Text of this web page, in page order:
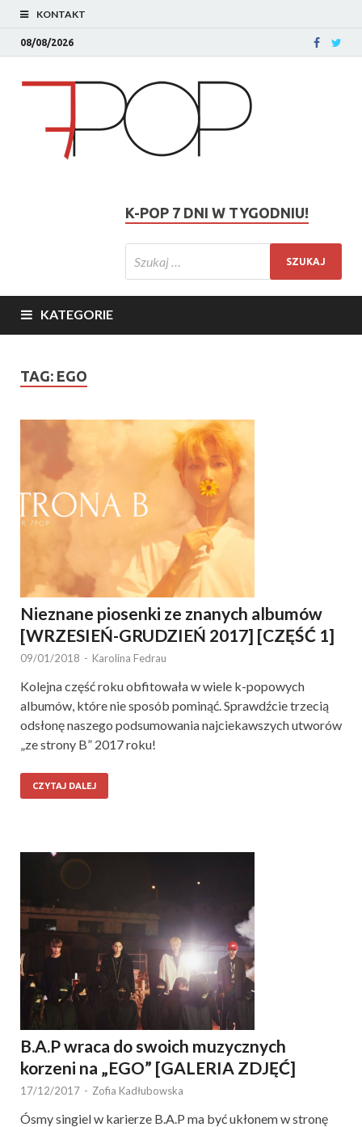
KONTAKT
08/08/2026
K-POP 7 DNI W TYGODNIU!
KATEGORIE
TAG: EGO
Nieznane piosenki ze znanych albumów
[WRZESIEŃ-GRUDZIEŃ 2017] [CZĘŚĆ 1]
09/01/2018 - Karolina Fedrau
Kolejna część roku obfitowała w wiele k-popowych
albumów, które nie sposób pominąć. Sprawdźcie trzecią
odsłonę naszego podsumowania najciekawszych utworów
„ze strony B” 2017 roku!
CZYTAJ DALEJ
B.A.P wraca do swoich muzycznych
korzeni na „EGO” [GALERIA ZDJĘĆ]
17/12/2017 - Zofia Kadłubowska
Ósmy singiel w karierze B.A.P ma być ukłonem w stronę